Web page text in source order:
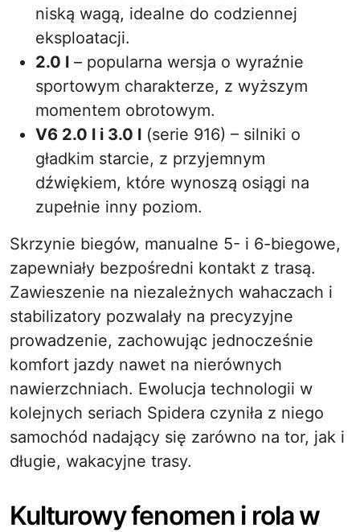
niską wagą, idealne do codziennej
eksploatacji.
2.0 l – popularna wersja o wyraźnie
sportowym charakterze, z wyższym
momentem obrotowym.
V6 2.0 l i 3.0 l (serie 916) – silniki o
gładkim starcie, z przyjemnym
dźwiękiem, które wynoszą osiągi na
zupełnie inny poziom.
Skrzynie biegów, manualne 5- i 6-biegowe,
zapewniały bezpośredni kontakt z trasą.
Zawieszenie na niezależnych wahaczach i
stabilizatory pozwalały na precyzyjne
prowadzenie, zachowując jednocześnie
komfort jazdy nawet na nierównych
nawierzchniach. Ewolucja technologii w
kolejnych seriach Spidera czyniła z niego
samochód nadający się zarówno na tor, jak i
długie, wakacyjne trasy.
Kulturowy fenomen i rola w